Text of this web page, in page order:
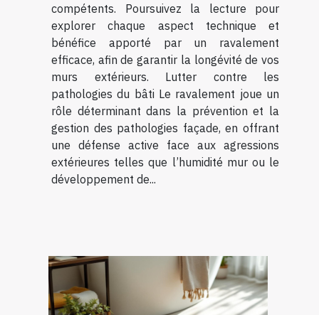
compétents. Poursuivez la lecture pour
explorer chaque aspect technique et
bénéfice apporté par un ravalement
efficace, afin de garantir la longévité de vos
murs extérieurs. Lutter contre les
pathologies du bâti Le ravalement joue un
rôle déterminant dans la prévention et la
gestion des pathologies façade, en offrant
une défense active face aux agressions
extérieures telles que l’humidité mur ou le
développement de...